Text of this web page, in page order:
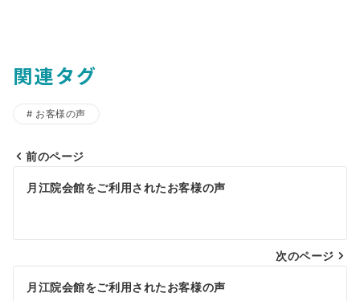
関連タグ
お客様の声
ナ
ビ
ゲ
前のページ
月江院会館をご利用されたお客様の声
次のページ
月江院会館をご利用されたお客様の声